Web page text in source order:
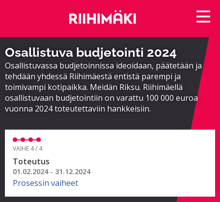
Osallistuva budjetointi 2024
Osallistuvassa budjetoinnissa ideoidaan, päätetään ja
tehdään yhdessä Riihimäestä entistä parempi ja
toimivampi kotipaikka. Meidän Riksu. Riihimäellä
osallistuvaan budjetointiin on varattu 100 000 euroa
vuonna 2024 toteutettaviin hankkeisiin.
VAIHE 4 / 4
Toteutus
01.02.2024 - 31.12.2024
Prosessin vaiheet